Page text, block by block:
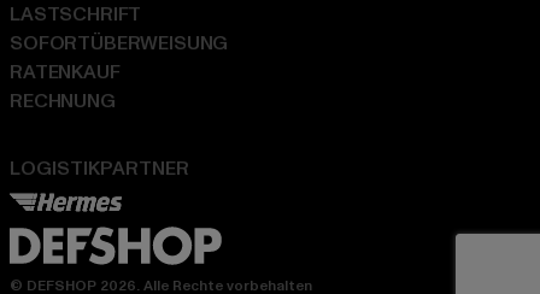
LOGISTIKPARTNER
LASTSCHRIFT
SOFORTÜBERWEISUNG
RATENKAUF
RECHNUNG
© DEFSHOP 2026. Alle Rechte vorbehalten